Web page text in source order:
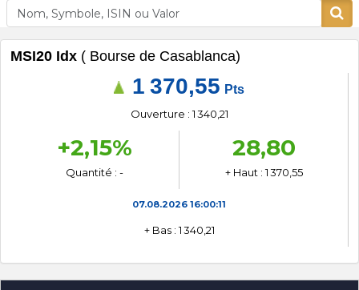
MSI20 Idx ( Bourse de Casablanca)
1 370,55 Pts
Ouverture : 1 340,21
+2,15%
Quantité : -
28,80
+ Haut : 1 370,55
07.08.2026 16:00:11
+ Bas : 1 340,21